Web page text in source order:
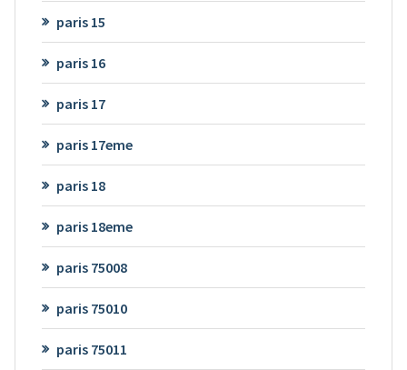
paris 15
paris 16
paris 17
paris 17eme
paris 18
paris 18eme
paris 75008
paris 75010
paris 75011